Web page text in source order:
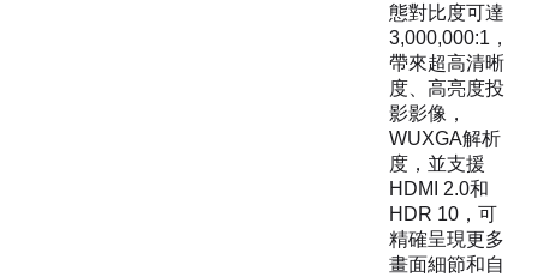
態對比度可達
3,000,000:1，
帶來超高清晰
度、高亮度投
影影像，
WUXGA解析
度，並支援
HDMI 2.0和
HDR 10，可
精確呈現更多
畫面細節和自